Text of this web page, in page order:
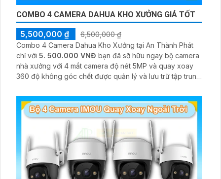
COMBO 4 CAMERA DAHUA KHO XƯỞNG GIÁ TỐT
5,500,000 ₫
6,500,000 ₫
Combo 4 Camera Dahua Kho Xưởng tại An Thành Phát
chỉ với 5. 500.000 VNĐ bạn đã sỡ hữu ngay bộ camera
nhà xưởng với 4 mắt camera độ nét 5MP và quay xoay
360 độ không góc chết được quản lý và lưu trữ tập trung